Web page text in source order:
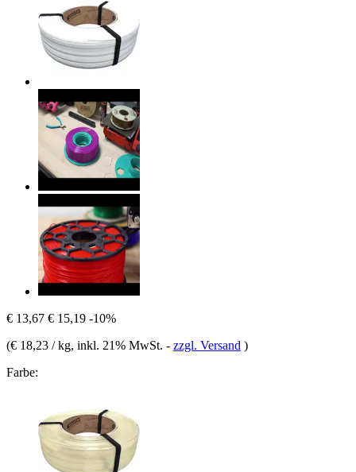
€ 13,67 € 15,19 -10%
(€ 18,23 / kg, inkl. 21% MwSt. - zzgl. Versand )
Farbe: